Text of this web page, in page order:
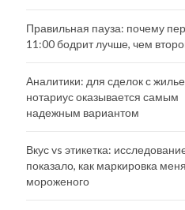
Правильная пауза: почему
11:00 бодрит лучше, чем
Аналитики: для сделок с
нотариус оказывается самым
надежным вариантом
Вкус vs этикетка:
показало, как маркировка
мороженого